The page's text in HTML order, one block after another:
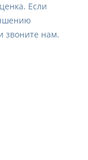
Если
звоните нам.